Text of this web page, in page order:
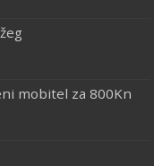
mobitel za 800Kn